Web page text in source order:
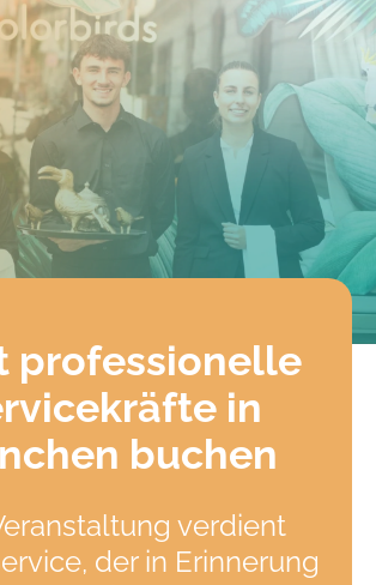
professionelle
in
buchen
verdient
der in Erinnerung